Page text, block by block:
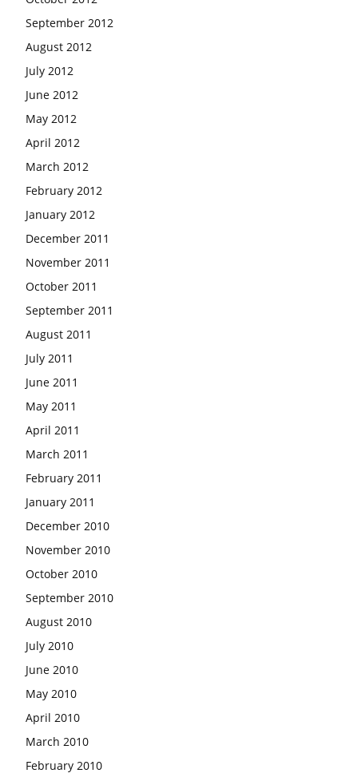
September 2012
August 2012
July 2012
June 2012
May 2012
April 2012
March 2012
February 2012
January 2012
December 2011
November 2011
October 2011
September 2011
August 2011
July 2011
June 2011
May 2011
April 2011
March 2011
February 2011
January 2011
December 2010
November 2010
October 2010
September 2010
August 2010
July 2010
June 2010
May 2010
April 2010
March 2010
February 2010